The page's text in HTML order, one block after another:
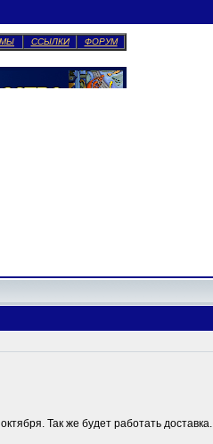
ССЫЛКИ ФОРУМ
Так же будет работать доставка.